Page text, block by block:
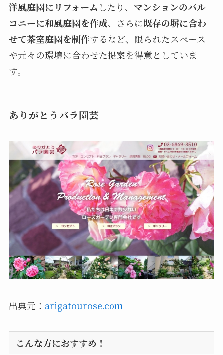
洋風庭園にリフォーム したり、 マンションのバル
コニーに和風庭園を作成、さらに既存の塀に合わ
せて茶室庭園を制作するなど、限られたスペース
や元々の環境に合わせた提案を得意としていま
す。
ありがとうバラ園芸
出典元： arigatourose.com
こんな方におすすめ！